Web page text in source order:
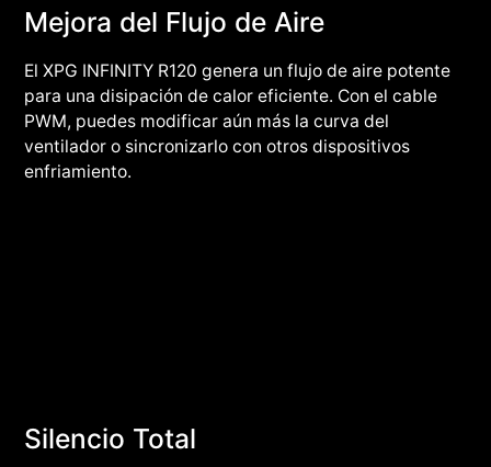
Mejora del Flujo de Aire
El XPG INFINITY R120 genera un flujo de aire potente
para una disipación de calor eficiente. Con el cable
PWM, puedes modificar aún más la curva del
ventilador o sincronizarlo con otros dispositivos
enfriamiento.
Silencio Total